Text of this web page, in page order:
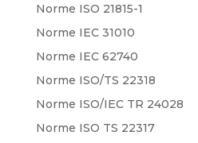
Norme ISO 21815-1
Norme IEC 31010
Norme IEC 62740
Norme ISO/TS 22318
Norme ISO/IEC TR 24028
Norme ISO TS 22317